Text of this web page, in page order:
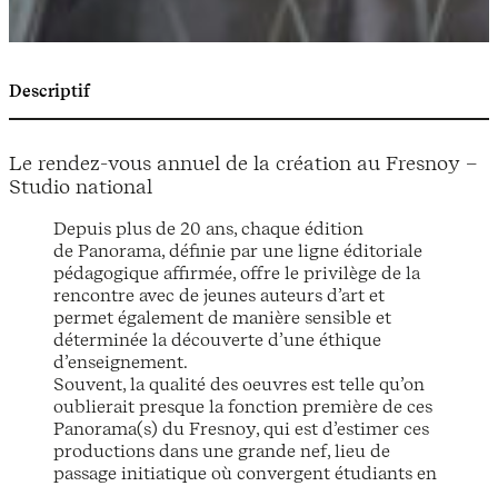
Descriptif
Le rendez-vous annuel de la création au Fresnoy –
Studio national
Depuis plus de 20 ans, chaque édition
de Panorama, définie par une ligne éditoriale
pédagogique affirmée, offre le privilège de la
rencontre avec de jeunes auteurs d’art et
permet également de manière sensible et
déterminée la découverte d’une éthique
d’enseignement.
Souvent, la qualité des oeuvres est telle qu’on
oublierait presque la fonction première de ces
Panorama(s) du Fresnoy, qui est d’estimer ces
productions dans une grande nef, lieu de
passage initiatique où convergent étudiants en